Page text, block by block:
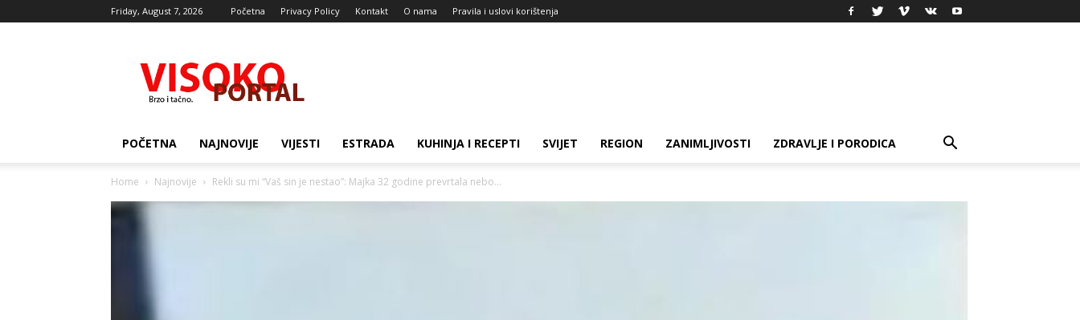
Friday, August 7, 2026 Početna Privacy Policy Kontakt O nama Pravila i uslovi korištenja
portal
POČETNA NAJNOVIJE VIJESTI ESTRADA KUHINJA I RECEPTI SVIJET REGION ZANIMLJIVOSTI ZDRAVLJE I PORODICA
Home Najnovije Rekli su mi “Vaš sin je nestao”: Majka 32 godine prevrtala nebo...